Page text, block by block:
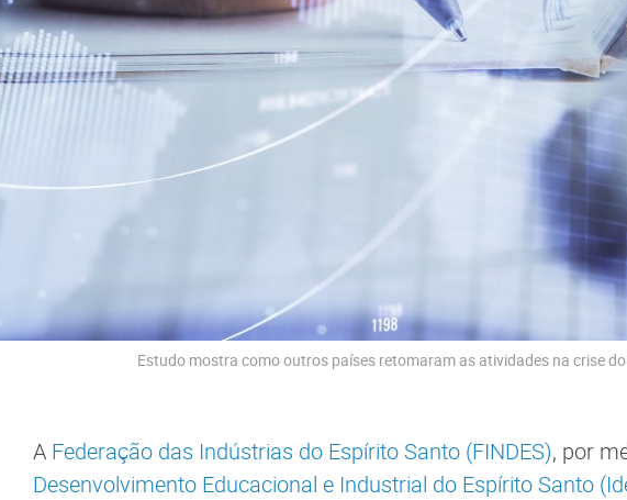
Estudo mostra como outros países retomaram as atividades na crise
A Federação das Indústrias do Espírito Santo (FINDES), por
Desenvolvimento Educacional e Industrial do Espírito Santo